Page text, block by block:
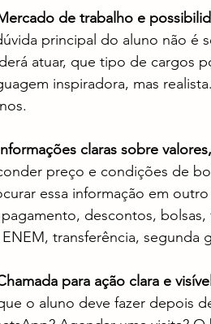
de trabalho e
principal do aluno não é
atuar, que tipo de cargos
inspiradora, mas
claras sobre
preço e condições de
essa informação em
descontos, bolsas,
transferência, segunda
para ação clara e visível
o aluno deve fazer depois